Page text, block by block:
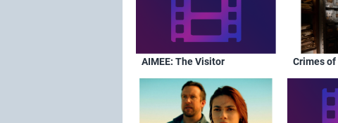
AIMEE: The Visitor Crimes